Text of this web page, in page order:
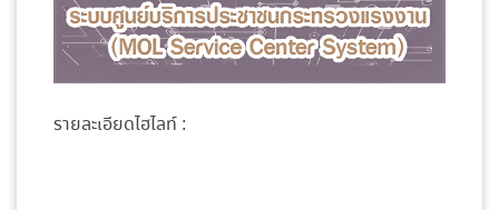
รายละเอียดไฮไลท์ :